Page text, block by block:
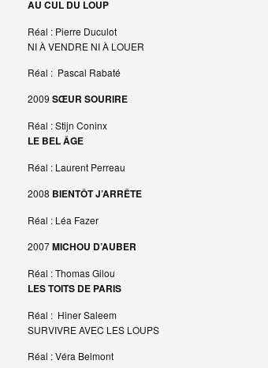
AU CUL DU LOUP
Réal : Pierre Duculot
NI À VENDRE NI À LOUER
Réal : Pascal Rabaté
2009 SŒUR SOURIRE
Réal : Stijn Coninx
LE BEL ÂGE
Réal : Laurent Perreau
2008 BIENTÔT J’ARRÊTE
Réal : Léa Fazer
2007MICHOU D’AUBER
Réal : Thomas Gilou
LES TOITS DE PARIS
Réal : Hiner Saleem
SURVIVRE AVEC LES LOUPS
Réal : Véra Belmont